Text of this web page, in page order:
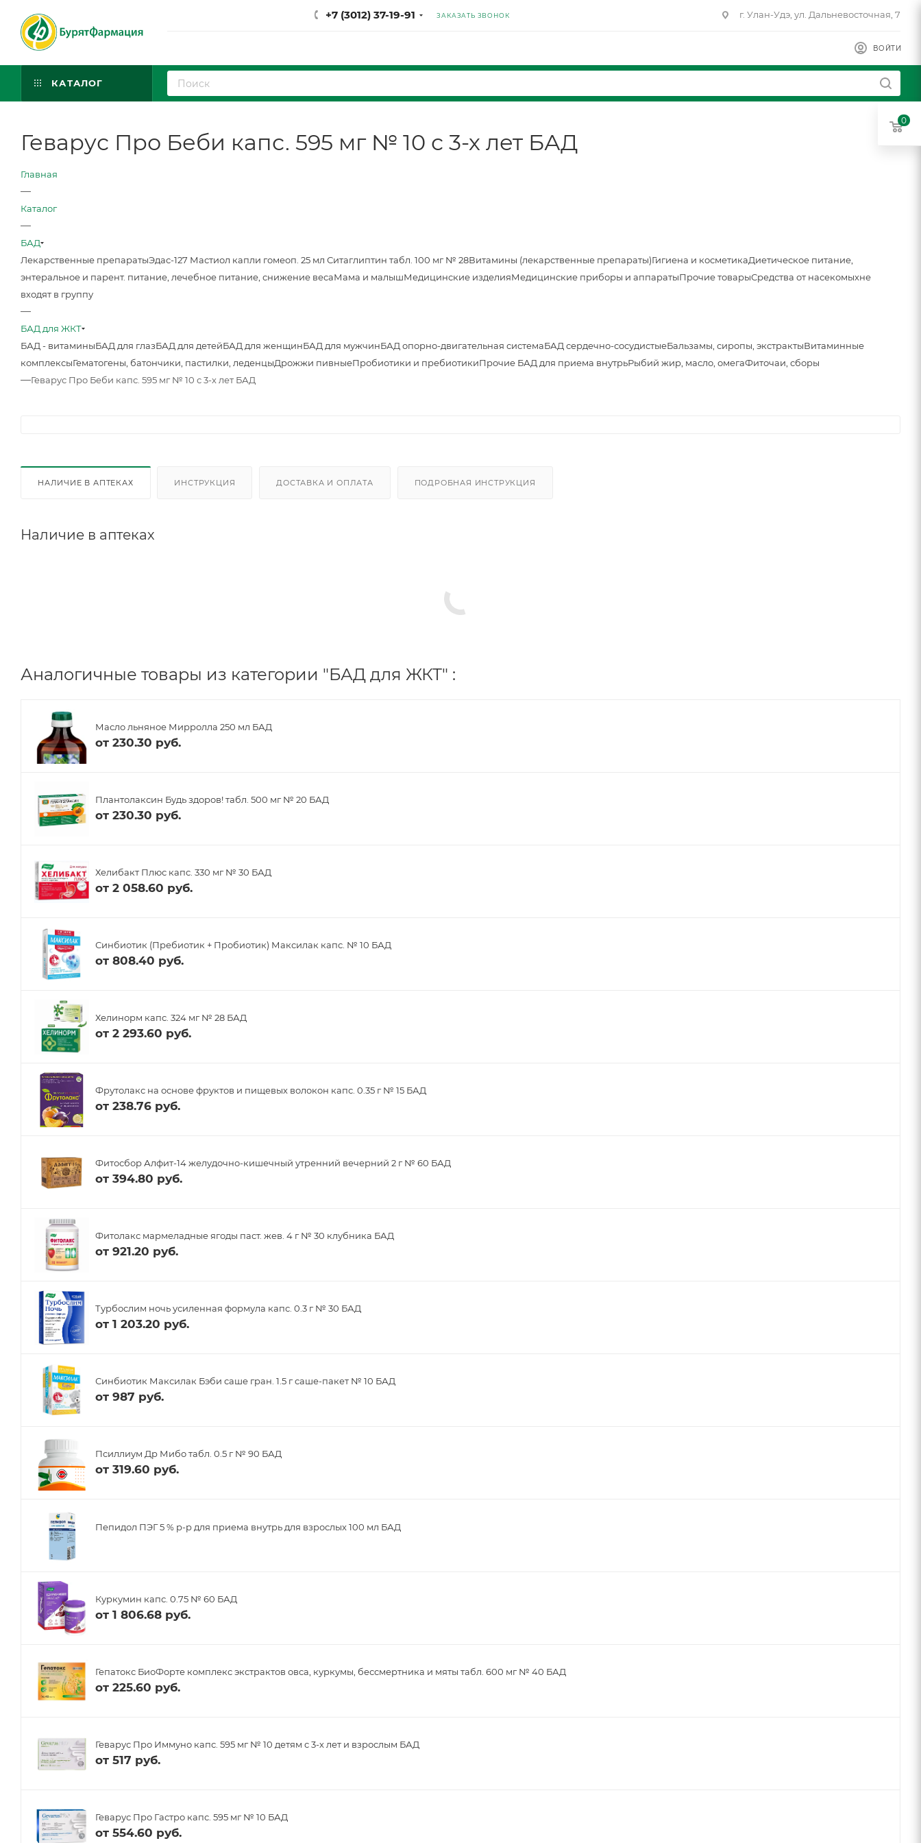
+7 (3012) 37-19-91 ЗАКАЗАТЬ ЗВОНОК г. Улан-Удэ, ул. Дальневосточная, 7
ВОЙТИ
КАТАЛОГ
Геварус Про Беби капс. 595 мг № 10 с 3-х лет БАД
Главная
—
Каталог
—
БАД
Лекарственные препаратыЭдас-127 Мастиол капли гомеоп. 25 мл Ситаглиптин табл. 100 мг № 28Витамины (лекарственные препараты)Гигиена и косметикаДиетическое питание,
энтеральное и парент. питание, лечебное питание, снижение весаМама и малышМедицинские изделияМедицинские приборы и аппаратыПрочие товарыСредства от насекомыхне
входят в группу
—
БАД для ЖКТ
БАД - витаминыБАД для глазБАД для детейБАД для женщинБАД для мужчинБАД опорно-двигательная системаБАД сердечно-сосудистыеБальзамы, сиропы, экстрактыВитаминные
комплексыГематогены, батончики, пастилки, леденцыДрожжи пивныеПробиотики и пребиотикиПрочие БАД для приема внутрьРыбий жир, масло, омегаФиточаи, сборы
—Геварус Про Беби капс. 595 мг № 10 с 3-х лет БАД
НАЛИЧИЕ В АПТЕКАХ ИНСТРУКЦИЯ ДОСТАВКА И ОПЛАТА ПОДРОБНАЯ ИНСТРУКЦИЯ
Наличие в аптеках
Аналогичные товары из категории "БАД для ЖКТ" :
Масло льняное Мирролла 250 мл БАД
от 230.30 руб.
Плантолаксин Будь здоров! табл. 500 мг № 20 БАД
от 230.30 руб.
Хелибакт Плюс капс. 330 мг № 30 БАД
от 2 058.60 руб.
Синбиотик (Пребиотик + Пробиотик) Максилак капс. № 10 БАД
от 808.40 руб.
Хелинорм капс. 324 мг № 28 БАД
от 2 293.60 руб.
Фрутолакс на основе фруктов и пищевых волокон капс. 0.35 г № 15 БАД
от 238.76 руб.
Фитосбор Алфит-14 желудочно-кишечный утренний вечерний 2 г № 60 БАД
от 394.80 руб.
Фитолакс мармеладные ягоды паст. жев. 4 г № 30 клубника БАД
от 921.20 руб.
Турбослим ночь усиленная формула капс. 0.3 г № 30 БАД
от 1 203.20 руб.
Синбиотик Максилак Бэби саше гран. 1.5 г саше-пакет № 10 БАД
от 987 руб.
Псиллиум Др Мибо табл. 0.5 г № 90 БАД
от 319.60 руб.
Пепидол ПЭГ 5 % р-р для приема внутрь для взрослых 100 мл БАД
Куркумин капс. 0.75 № 60 БАД
от 1 806.68 руб.
Гепатокс БиоФорте комплекс экстрактов овса, куркумы, бессмертника и мяты табл. 600 мг № 40 БАД
от 225.60 руб.
Геварус Про Иммуно капс. 595 мг № 10 детям с 3-х лет и взрослым БАД
от 517 руб.
Геварус Про Гастро капс. 595 мг № 10 БАД
от 554.60 руб.
0